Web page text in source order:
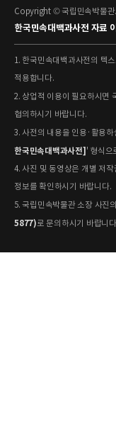
Copyright © 국립민속박물관
한국민속대백과사전 자료
1. 한국민속대백과사전의 텍
적용합니다.
2. 상업적 이용이 필요하시면
협의하시기 바랍니다.
3. 사전의 내용을 인용·활용하
한국민속대백과사전]' 형식으
4. 사진 및 동영상은 개별 저
정보를 확인하시기 바랍니다.
5. 국립민속박물관 소장 사진
5877) 로 문의하시기 바랍니